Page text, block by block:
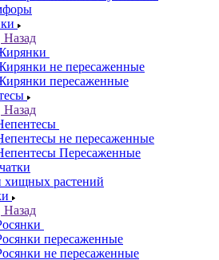
Назад
не пересаженные
пересаженные
Назад
не пересаженные
Пересаженные
хищных растений
Назад
пересаженные
не пересаженные